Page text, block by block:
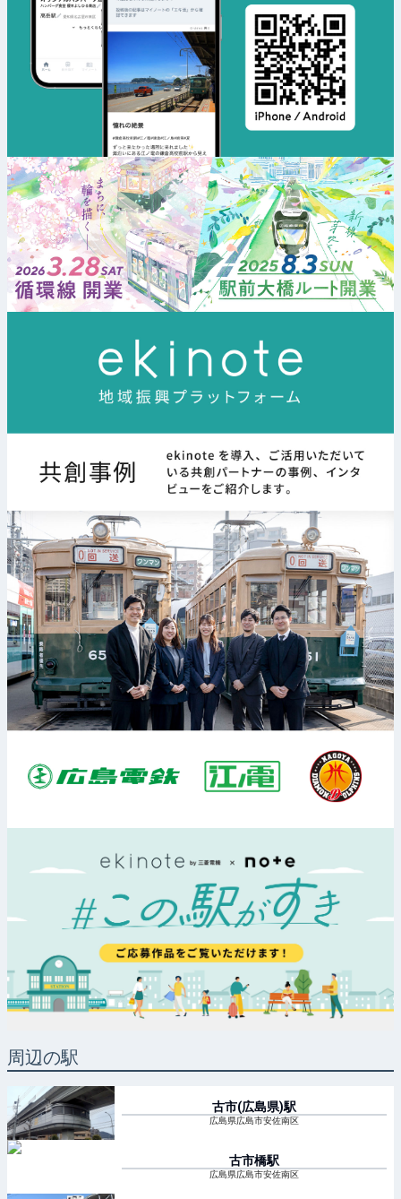
周辺の駅
古市(広島県)駅
広島県広島市安佐南区
古市橋駅
広島県広島市安佐南区